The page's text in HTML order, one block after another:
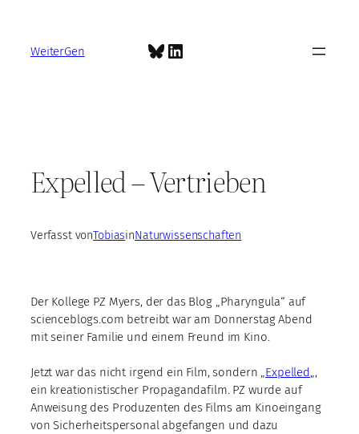
springen
WeiterGen Bluesky
LinkedIn
Expelled – Vertrieben
Verfasst vonTobiasinNaturwissenschaften
Der Kollege PZ Myers, der das Blog „Pharyngula“ auf
scienceblogs.com betreibt war am Donnerstag Abend
mit seiner Familie und einem Freund im Kino.
Jetzt war das nicht irgend ein Film, sondern „Expelled„,
ein kreationistischer Propagandafilm. PZ wurde auf
Anweisung des Produzenten des Films am Kinoeingang
von Sicherheitspersonal abgefangen und dazu